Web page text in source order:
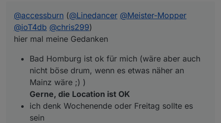
keine Ahnung in welchem Rhythmus man es mal
probiert vlt. so alle 3-6Monate? Was denkt Ihr?
Termine vor Ort ist nicht einfach, deshalb vlt. noch
folgende Idee als Ergänzung:
vlt versucht man vor Ort 1-2x im Jahr und parallel
z.B. jeden 1. Mittwoch im Monat (wie gesagt nur 1
Bsp.) per Teams? Wer da ist ist da und wer nicht
kann eben nicht. Da könnte man sich vlt. immer
mal ein Thema raussuchen und darüber
quatschen? (z.B. mal was zu Alias oder
Räume/Funktionen oder oder oder, Themen gibts
@accessburn (@Linedancer @Meister-Mopper
@ioT4db @chris299)
hier mal meine Gedanken
Bad Homburg ist ok für mich (wäre aber auch
nicht böse drum, wenn es etwas näher an
Mainz wäre ;) )
Gerne, die Location ist OK
ich denk Wochenende oder Freitag sollte es
sein